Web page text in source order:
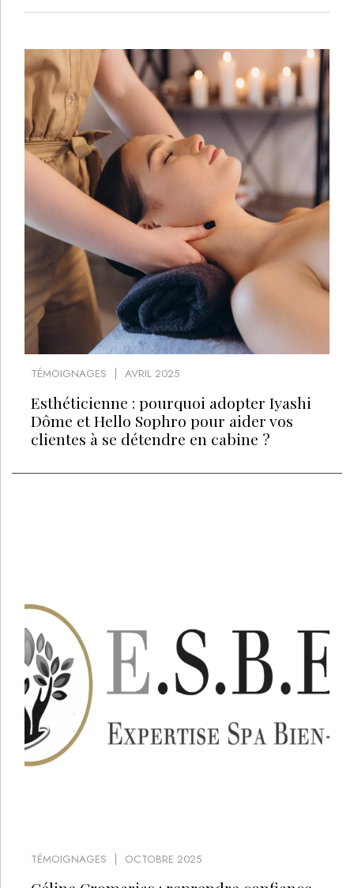
TÉMOIGNAGES AVRIL 2025
Esthéticienne : pourquoi adopter Iyashi
Dôme et Hello Sophro pour aider vos
clientes à se détendre en cabine ?
TÉMOIGNAGES OCTOBRE 2025